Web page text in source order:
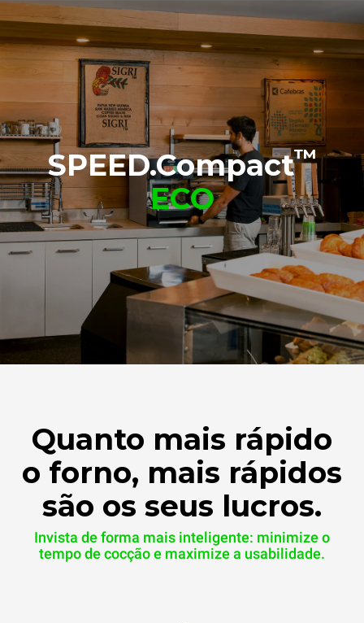
SPEED.Basket
TG132
Non-stick sheet chamber
TG134
SPEED.Compact™
ECO
Quanto mais rápido
o forno, mais rápidos
são os seus lucros.
Invista de forma mais inteligente: minimize o
tempo de cocção e maximize a usabilidade.